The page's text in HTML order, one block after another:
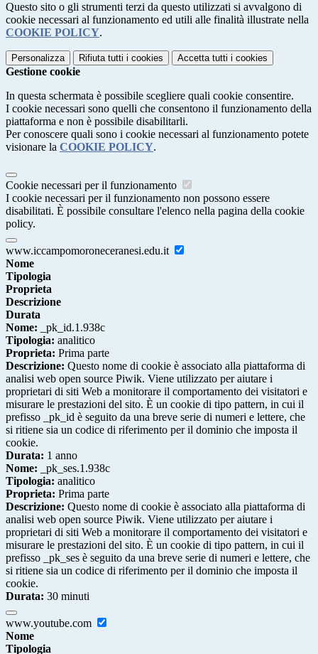
Questo sito o gli strumenti terzi da questo utilizzati si avvalgono di
cookie necessari al funzionamento ed utili alle finalità illustrate nella
COOKIE POLICY.
Personalizza Rifiuta tutti i cookies Accetta tutti i cookies
Gestione cookie
In questa schermata è possibile scegliere quali cookie consentire.
I cookie necessari sono quelli che consentono il funzionamento della
piattaforma e non è possibile disabilitarli.
Per conoscere quali sono i cookie necessari al funzionamento potete
visionare la COOKIE POLICY.
Cookie necessari per il funzionamento
I cookie necessari per il funzionamento non possono essere
disabilitati. È possibile consultare l'elenco nella pagina della cookie
policy.
www.iccampomoroneceranesi.edu.it
Nome
Tipologia
Proprieta
Descrizione
Durata
Nome: _pk_id.1.938c
Tipologia: analitico
Proprieta: Prima parte
Descrizione: Questo nome di cookie è associato alla piattaforma di
analisi web open source Piwik. Viene utilizzato per aiutare i
proprietari di siti Web a monitorare il comportamento dei visitatori e
misurare le prestazioni del sito. È un cookie di tipo pattern, in cui il
prefisso _pk_id è seguito da una breve serie di numeri e lettere, che
si ritiene sia un codice di riferimento per il dominio che imposta il
cookie.
Durata: 1 anno
Nome: _pk_ses.1.938c
Tipologia: analitico
Proprieta: Prima parte
Descrizione: Questo nome di cookie è associato alla piattaforma di
analisi web open source Piwik. Viene utilizzato per aiutare i
proprietari di siti Web a monitorare il comportamento dei visitatori e
misurare le prestazioni del sito. È un cookie di tipo pattern, in cui il
prefisso _pk_ses è seguito da una breve serie di numeri e lettere, che
si ritiene sia un codice di riferimento per il dominio che imposta il
cookie.
Durata: 30 minuti
www.youtube.com
Nome
Tipologia